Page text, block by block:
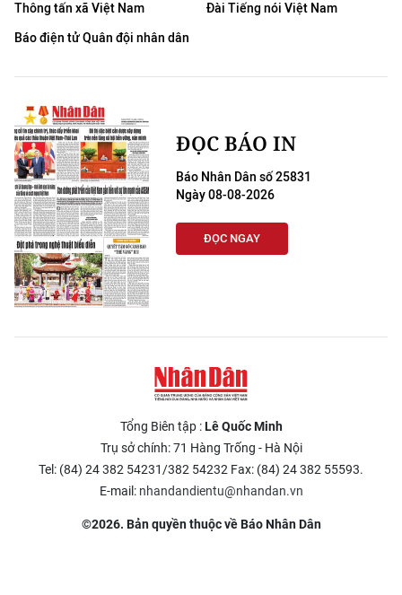
Thông tấn xã Việt Nam
Đài Tiếng nói Việt Nam
Báo điện tử Quân đội nhân dân
ĐỌC BÁO IN
Báo Nhân Dân số 25831
Ngày 08-08-2026
ĐỌC NGAY
Tổng Biên tập :Lê Quốc Minh
Trụ sở chính: 71 Hàng Trống - Hà Nội
Tel: (84) 24 382 54231/382 54232 Fax: (84) 24 382 55593.
E-mail: nhandandientu@nhandan.vn
©2026. Bản quyền thuộc về Báo Nhân Dân